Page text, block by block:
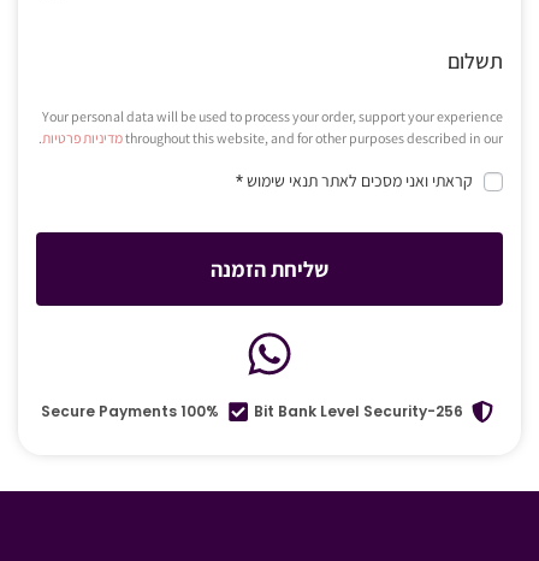
תשלום
Your personal data will be used to process your order, support your experience
throughout this website, and for other purposes described in ourמדיניות פרטיות
קראתי ואני מסכים לאתרתנאי שימוש*
שליחת הזמנה
256-Bit Bank Level Security
100% Secure Payments